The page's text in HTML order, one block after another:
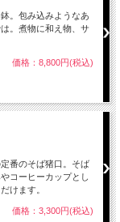
。包み込みようなあ
。煮物に和え物、サ
価格：8,800円(税込)
番のそば猪口。そば
コーヒーカップとし
けます。
価格：3,300円(税込)